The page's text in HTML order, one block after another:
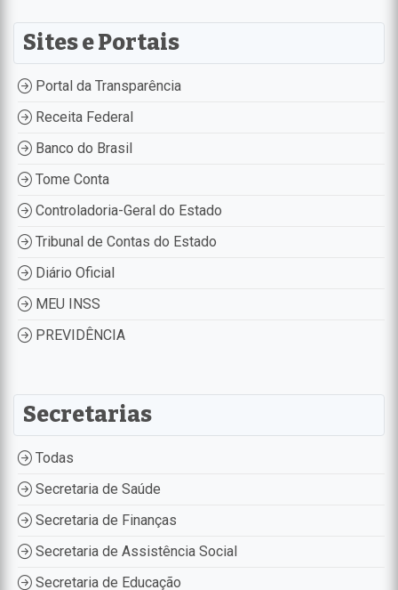
Sites e Portais
Portal da Transparência
Receita Federal
Banco do Brasil
Tome Conta
Controladoria-Geral do Estado
Tribunal de Contas do Estado
Diário Oficial
MEU INSS
PREVIDÊNCIA
Secretarias
Todas
Secretaria de Saúde
Secretaria de Finanças
Secretaria de Assistência Social
Secretaria de Educação